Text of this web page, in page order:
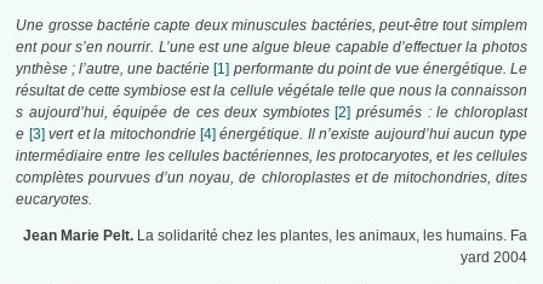
Une grosse bactérie capte deux minuscules bactéries, peut-être tout simplem
ent pour s’en nourrir. L’une est une algue bleue capable d’effectuer la photos
ynthèse ; l’autre, une bactérie [1] performante du point de vue énergétique. Le
résultat de cette symbiose est la cellule végétale telle que nous la connaisson
s aujourd’hui, équipée de ces deux symbiotes [2] présumés : le chloroplast
e [3] vert et la mitochondrie [4] énergétique. Il n’existe aujourd’hui aucun type
intermédiaire entre les cellules bactériennes, les protocaryotes, et les cellules
complètes pourvues d’un noyau, de chloroplastes et de mitochondries, dites
eucaryotes.
Jean Marie Pelt.La solidarité chez les plantes, les animaux, les humains. Fa
yard 2004